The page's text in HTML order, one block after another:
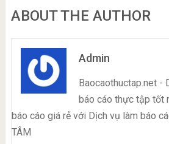
ABOUT THE AUTHOR
Admin
Baocaothuctap.net -
báo cáo thực tập tốt
báo cáo giá rẻ với Dịch vụ làm báo
TÂM